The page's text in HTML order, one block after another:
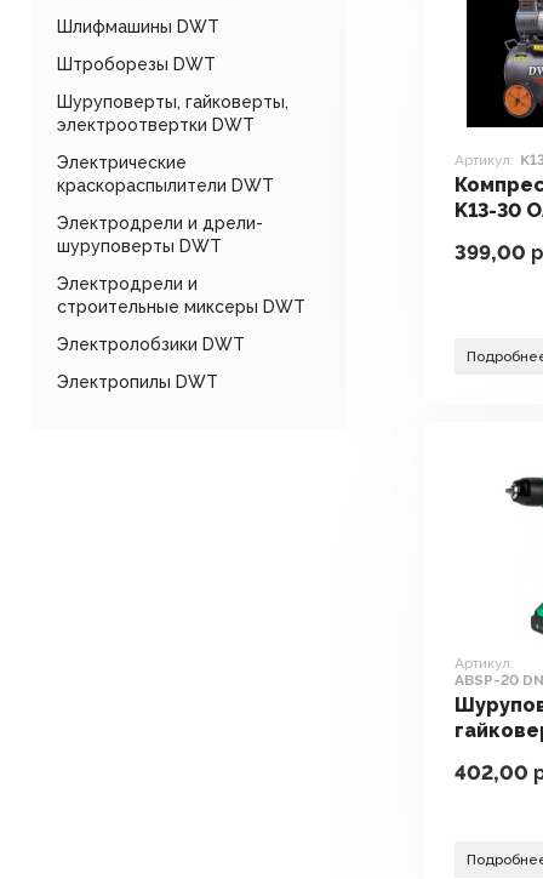
Шлифмашины DWT
Штроборезы DWT
Шуруповерты, гайковерты,
электроотвертки DWT
Электрические
краскораспылители DWT
Электродрели и дрели-
шуруповерты DWT
Электродрели и
строительные миксеры DWT
Электролобзики DWT
Электропилы DWT
Артикул:
K13-30
399,00
Артикул:
ABSP-20
кейс)
DWT
402,00